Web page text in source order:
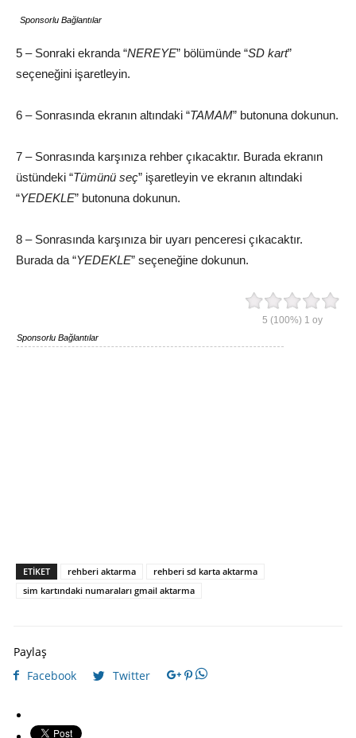
Sponsorlu Bağlantılar
5 – Sonraki ekranda “NEREYE” bölümünde “SD kart”
seçeneğini işaretleyin.
6 – Sonrasında ekranın altındaki “TAMAM” butonuna dokunun.
7 – Sonrasında karşınıza rehber çıkacaktır. Burada ekranın
üstündeki “Tümünü seç” işaretleyin ve ekranın altındaki
“YEDEKLE” butonuna dokunun.
8 – Sonrasında karşınıza bir uyarı penceresi çıkacaktır.
Burada da “YEDEKLE” seçeneğine dokunun.
5 (100%) 1 oy
Sponsorlu Bağlantılar
ETIKET rehberi aktarma
rehberi sd karta aktarma
sim kartındaki numaraları gmail aktarma
Paylaş
Facebook
Twitter